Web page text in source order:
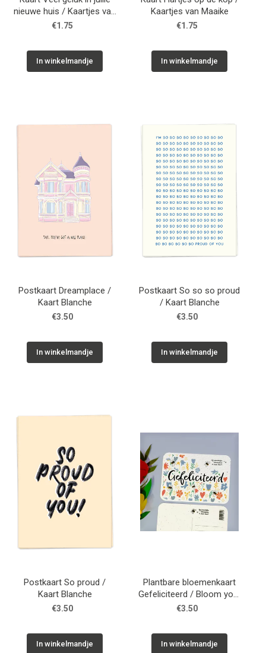
nieuwe huis / Kaartjes van
Maaike
€1.75
In winkelmandje
Kaartjes van Maaike
€1.75
In winkelmandje
Postkaart Dreamplace /
Kaart Blanche
€3.50
In winkelmandje
Postkaart So so so proud
/ Kaart Blanche
€3.50
In winkelmandje
Postkaart So proud /
Kaart Blanche
€3.50
In winkelmandje
Plantbare bloemenkaart
Gefeliciteerd / Bloom your
message
€3.50
In winkelmandje